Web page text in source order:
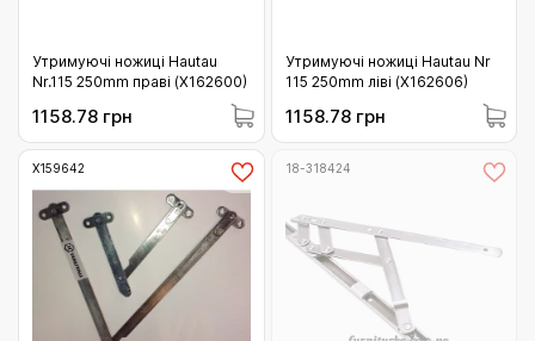
Утримуючі ножиці Hautau
Nr.115 250mm праві (Х162600)
1158.78 грн
Утримуючі ножиці Hautau Nr
115 250mm ліві (Х162606)
1158.78 грн
Х159642 18-318424